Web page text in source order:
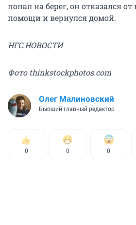
попал на берег, он отказался
помощи и вернулся домой.
НГС.НОВОСТИ
Фото thinkstockphotos.com
Олег Малиновский
Бывший главный редактор
0 0 0